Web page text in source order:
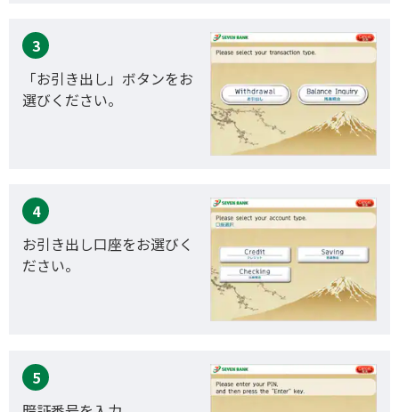
3
「お引き出し」ボタンをお
選びください。
4
お引き出し口座をお選びく
ださい。
5